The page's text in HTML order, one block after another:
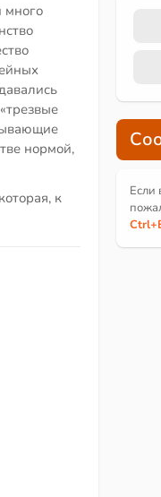
много
нормой,
к
Если
Ctrl